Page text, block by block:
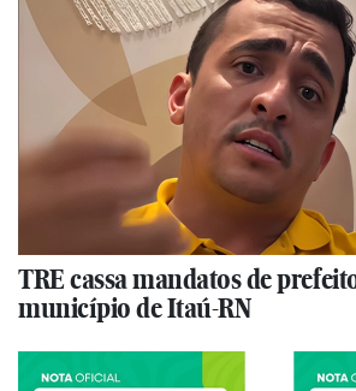
TRE cassa mandatos de
município de Itaú-RN